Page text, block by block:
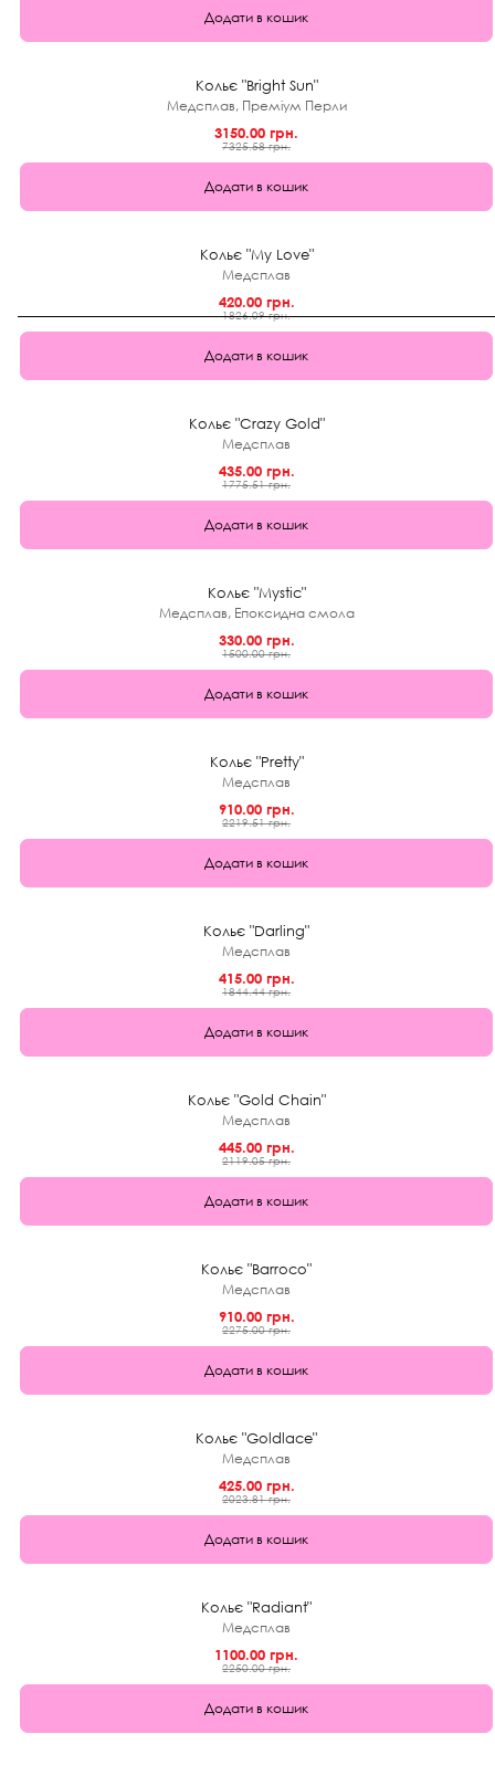
Додати в кошик
Кольє "Bright Sun"
Медсплав, Преміум Перли
3150.00 грн.
7325.58 грн.
Додати в кошик
Кольє "My Love"
Медсплав
420.00 грн.
1826.09 грн.
Додати в кошик
Кольє "Crazy Gold"
Медсплав
435.00 грн.
1775.51 грн.
Додати в кошик
Кольє "Mystic"
Медсплав, Епоксидна смола
330.00 грн.
1500.00 грн.
Додати в кошик
Кольє "Pretty"
Медсплав
910.00 грн.
2219.51 грн.
Додати в кошик
Кольє "Darling"
Медсплав
415.00 грн.
1844.44 грн.
Додати в кошик
Кольє "Gold Chain"
Медсплав
445.00 грн.
2119.05 грн.
Додати в кошик
Кольє "Barroco"
Медсплав
910.00 грн.
2275.00 грн.
Додати в кошик
Кольє "Goldlace"
Медсплав
425.00 грн.
2023.81 грн.
Додати в кошик
Кольє "Radiant"
Медсплав
1100.00 грн.
2250.00 грн.
Додати в кошик